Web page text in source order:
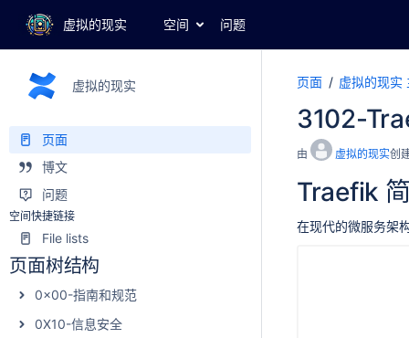
虚拟的现实 空间 问题
虚拟的现实
页面
博文
问题
空间快捷链接
File lists
页面树结构
0x00-指南和规范
0X10-信息安全
页面 虚拟的现实
3102-
由 虚拟的现实创
Traefik
在现代的微服务架